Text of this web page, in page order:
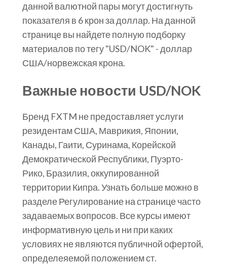
данной валютной пары могут достигнуть
показателя в 6 крон за доллар. На данной
странице вы найдете полную подборку
материалов по тегу "USD/NOK" - доллар
США/норвежская крона.
Важные новости USD/NOK
Бренд FXTM не предоставляет услуги
резидентам США, Маврикия, Японии,
Канады, Гаити, Суринама, Корейской
Демократической Республики, Пуэрто-
Рико, Бразилия, оккупированной
территории Кипра. Узнать больше можно в
разделе Регулирование на странице часто
задаваемых вопросов. Все курсы имеют
информативную цель и ни при каких
условиях не являются публичной офертой,
определеяемой положением ст.